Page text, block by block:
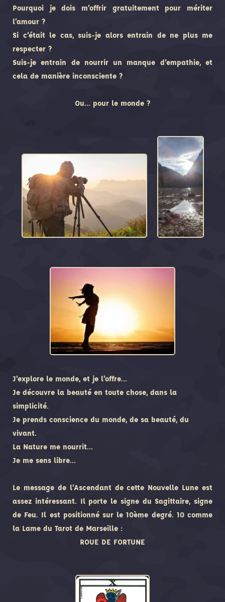
Pourquoi je dois m’offrir gratuitement pour mériter
l’amour ?
Si c’était le cas, suis-je alors entrain de ne plus me
respecter ?
Suis-je entrain de nourrir un manque d’empathie, et
cela de manière inconsciente ?
Ou… pour le monde ?
J’explore le monde, et je l’offre…
Je découvre la beauté en toute chose, dans la
simplicité.
Je prends conscience du monde, de sa beauté, du
vivant.
La Nature me nourrit…
Je me sens libre…
Le message de l’Ascendant de cette Nouvelle Lune est
assez intéressant. Il porte le signe du Sagittaire, signe
de Feu. Il est positionné sur le 10ème degré. 10 comme
la Lame du Tarot de Marseille :
ROUE DE FORTUNE